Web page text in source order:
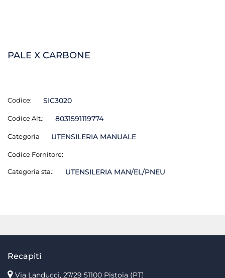
PALE X CARBONE
Codice: SIC3020
Codice Alt.: 8031591119774
Categoria UTENSILERIA MANUALE
Codice Fornitore:
Categoria sta.: UTENSILERIA MAN/EL/PNEU
Recapiti
Via Landucci, 27/29 51100 Pistoia (PT)